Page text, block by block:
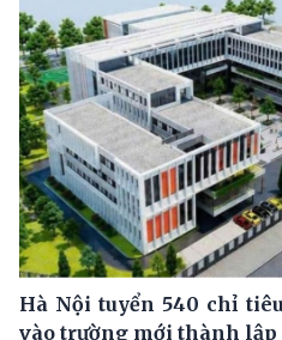
Hà Nội tuyển 540 chỉ
vào trường mới thành lập